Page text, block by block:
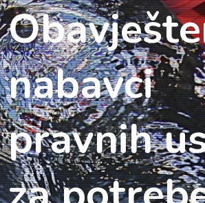
nabavci
pravnih